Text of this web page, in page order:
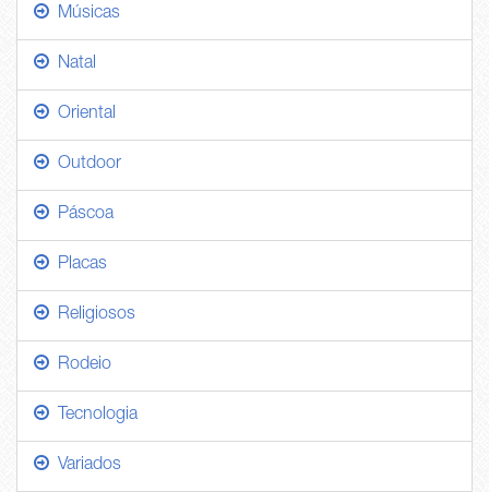
Músicas
Natal
Oriental
Outdoor
Páscoa
Placas
Religiosos
Rodeio
Tecnologia
Variados